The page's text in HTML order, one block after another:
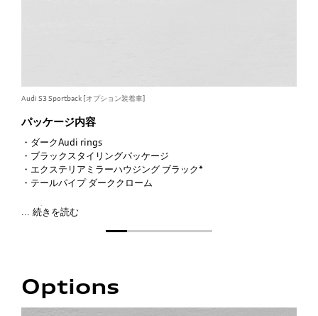
Audi S3 Sportback [オプション装着車]
パッケージ内容
・ダークAudi rings
・ブラックスタイリングパッケージ
・エクステリアミラーハウジング ブラック*
・テールパイプ ダーククローム
○オプション
全ラインアップ
* ボディカラーミトスブラック メタリック選択時はボディ同色。
... 続きを読む
Options